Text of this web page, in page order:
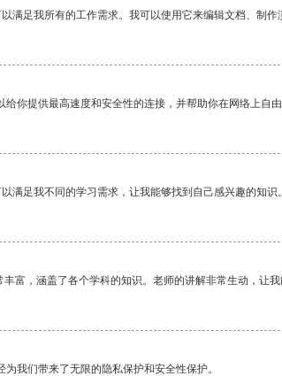
满足我所有的工作需求。我可以使用它来编辑文档、制作
你提供最高速度和安全性的连接，并帮助你在网络上自由
满足我不同的学习需求，让我能够找到自己感兴趣的知识。
富，涵盖了各个学科的知识。老师的讲解非常生动，让我
我们带来了无限的隐私保护和安全性保护。